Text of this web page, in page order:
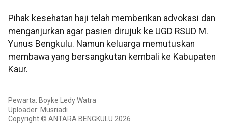
Pihak kesehatan haji telah memberikan advokasi dan
menganjurkan agar pasien dirujuk ke UGD RSUD M.
Yunus Bengkulu. Namun keluarga memutuskan
membawa yang bersangkutan kembali ke Kabupaten
Kaur.
Pewarta: Boyke Ledy Watra
Uploader: Musriadi
Copyright © ANTARA BENGKULU 2026